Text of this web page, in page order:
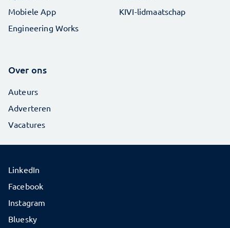
Mobiele App
Engineering Works
KIVI-lidmaatschap
Over ons
Auteurs
Adverteren
Vacatures
LinkedIn
Facebook
Instagram
Bluesky